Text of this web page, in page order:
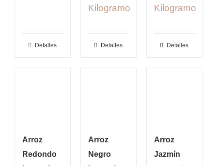
Detalles
Kilogramo
Detalles
Kilogramo
Detalles
Arroz
Redondo
Arroz
Negro
Arroz
Jazmín